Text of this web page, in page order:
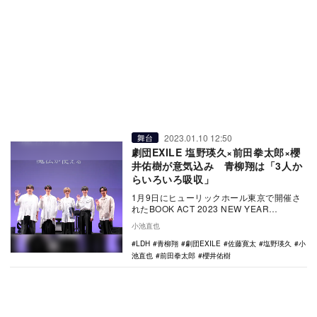
舞台 2023.01.10 12:50
劇団EXILE 塩野瑛久×前田拳太郎×櫻
井佑樹が意気込み 青柳翔は「3人か
らいろいろ吸収」
1月9日にヒューリックホール東京で開催さ
れたBOOK ACT 2023 NEW YEAR
小池直也
LDH
青柳翔 劇団EXILE 佐藤寛太 塩野瑛久
小
池直也
前田拳太郎 櫻井佑樹